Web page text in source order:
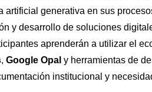
artificial generativa en sus
y desarrollo de soluciones
aprenderán a utilizar el
,Google Opal y herramientas de
institucional y